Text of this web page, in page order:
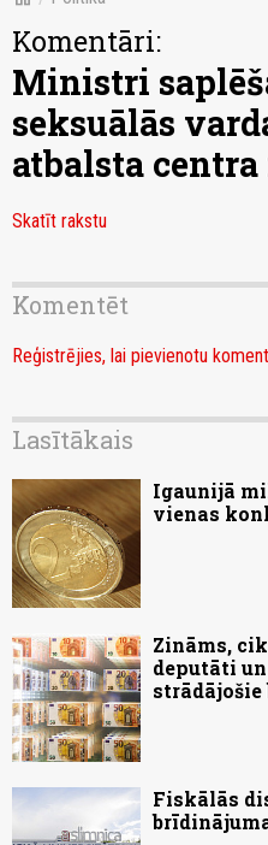
Komentāri:
Ministri
seksuālās
atbalsta
Skatīt rakstu
Komentēt
Reģistrējies, lai pievienotu
Lasītākais
Igaunijā
vienas
Zināms,
deputāti
strādājošie
Fiskālās